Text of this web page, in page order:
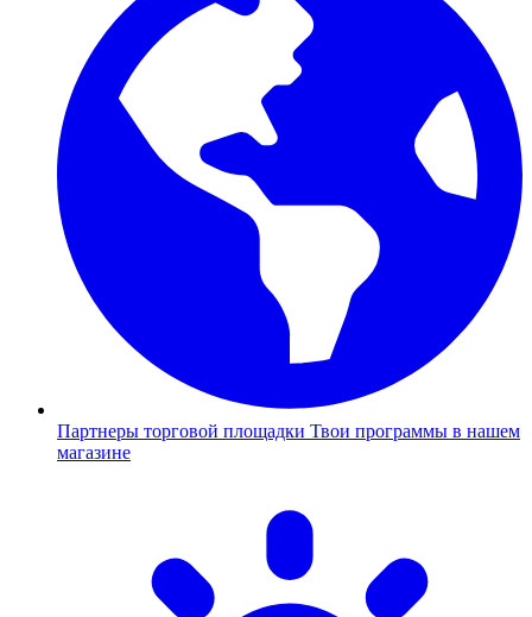
Партнеры торговой площадки Твои программы в нашем
магазине